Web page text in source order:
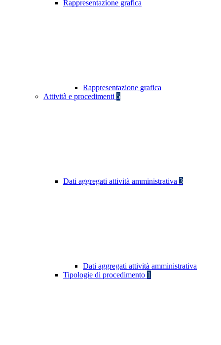
Rappresentazione grafica
Rappresentazione grafica
Attività e procedimenti 5
Dati aggregati attività amministrativa 3
Dati aggregati attività amministrativa
Tipologie di procedimento 1